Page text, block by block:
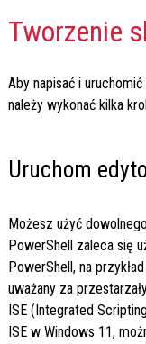
Tworzenie
Aby napisać i
należy wykonać kilka
Uruchom
Możesz użyć
PowerShell zaleca się
PowerShell, na
uważany za
ISE (Integrated
ISE w Windows 11,